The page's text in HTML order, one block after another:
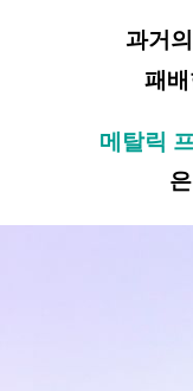
과거의
패
메탈릭